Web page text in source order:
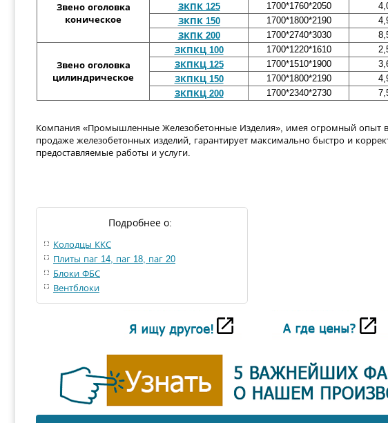
Звено оголовка
коническое
ЗКПК 125
1700*1760*2050
ЗКПК 150
1700*1800*2190
ЗКПК 200
1700*2740*3030
Звено оголовка
цилиндрическое
ЗКПКЦ 100 1700*1220*1610
ЗКПКЦ 125
1700*1510*1900
ЗКПКЦ 150
1700*1800*2190
ЗКПКЦ 200
1700*2340*2730
Компания «Промышленные Железобетонные Изделия», имея огромный опыт в
продаже железобетонных изделий, гарантирует максимально быстро и
предоставляемые работы и услуги.
Подробнее о:
Колодцы ККС
Плиты паг 14, паг 18, паг 20
Блоки ФБС
Вентблоки